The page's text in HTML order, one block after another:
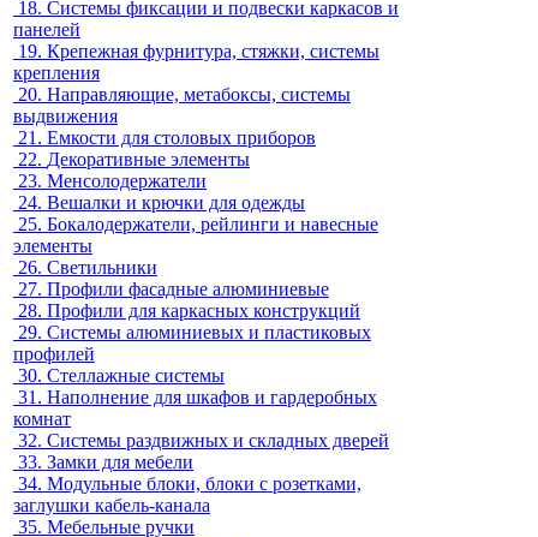
18. Системы фиксации и подвески каркасов и
панелей
19. Крепежная фурнитура, стяжки, системы
крепления
20. Направляющие, метабоксы, системы
выдвижения
21. Емкости для столовых приборов
22. Декоративные элементы
23. Менсолодержатели
24. Вешалки и крючки для одежды
25. Бокалодержатели, рейлинги и навесные
элементы
26. Светильники
27. Профили фасадные алюминиевые
28. Профили для каркасных конструкций
29. Системы алюминиевых и пластиковых
профилей
30. Стеллажные системы
31. Наполнение для шкафов и гардеробных
комнат
32. Системы раздвижных и складных дверей
33. Замки для мебели
34. Модульные блоки, блоки с розетками,
заглушки кабель-канала
35. Мебельные ручки